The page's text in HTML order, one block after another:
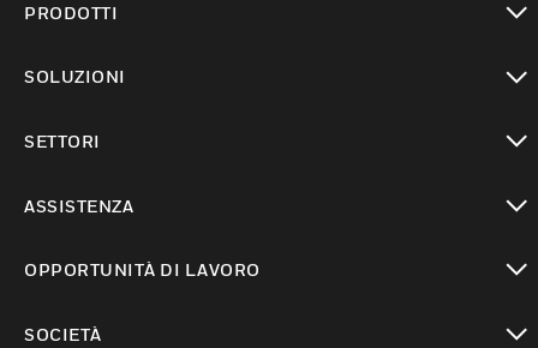
PRODOTTI
SOLUZIONI
SETTORI
ASSISTENZA
OPPORTUNITÀ DI LAVORO
SOCIETÀ